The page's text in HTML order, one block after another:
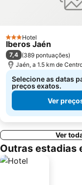
3 Estrelas
Hotel
Iberos Jaén
7,4 (389 pontuações)
Jaén, a 1.5 km de
Selecione as datas
preços exatos.
Ver
Ver
Outras estadias